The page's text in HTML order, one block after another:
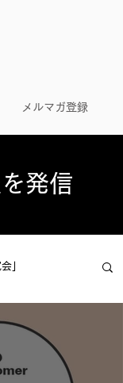
メルマガ登録
発信
」